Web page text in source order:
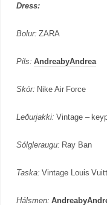
Dress:
Bolur: ZARA
Pils: AndreabyAndrea
Skór: Nike Air Force
Leðurjakki: Vintage –
Sólgleraugu: Ray Ban
Taska: Vintage Louis
Hálsmen: